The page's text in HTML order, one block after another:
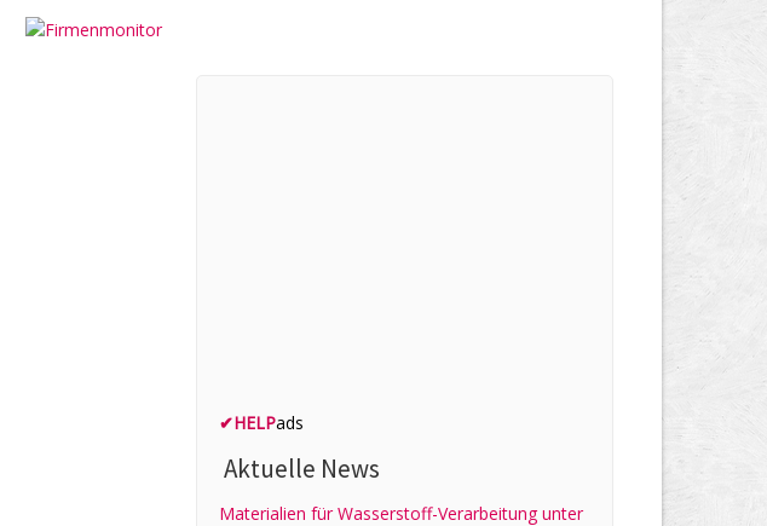
✔HELPads
Aktuelle News
Materialien für Wasserstoff-Verarbeitung unter